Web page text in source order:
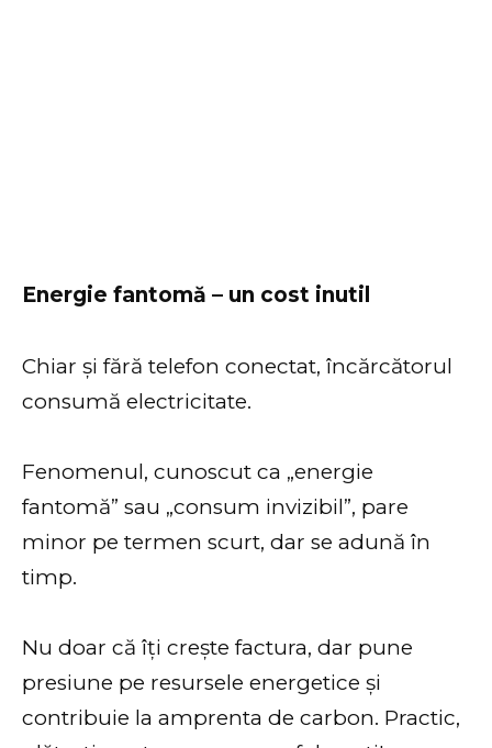
Energie fantomă – un cost inutil
Chiar și fără telefon conectat, încărcătorul
consumă electricitate.
Fenomenul, cunoscut ca „energie
fantomă” sau „consum invizibil”, pare
minor pe termen scurt, dar se adună în
timp.
Nu doar că îți crește factura, dar pune
presiune pe resursele energetice și
contribuie la amprenta de carbon. Practic,